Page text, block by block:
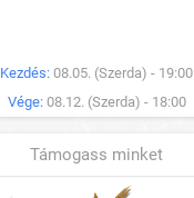
Kezdés: 08.05. (Szerda) - 19:00
Vége: 08.12. (Szerda) - 18:00
Támogass minket